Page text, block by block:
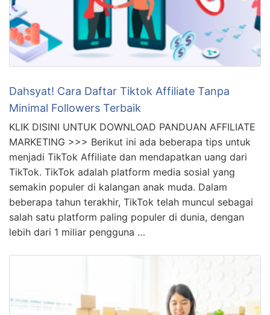
Dahsyat! Cara Daftar Tiktok Affiliate Tanpa
Minimal Followers Terbaik
KLIK DISINI UNTUK DOWNLOAD PANDUAN AFFILIATE
MARKETING >>> Berikut ini ada beberapa tips untuk
menjadi TikTok Affiliate dan mendapatkan uang dari
TikTok. TikTok adalah platform media sosial yang
semakin populer di kalangan anak muda. Dalam
beberapa tahun terakhir, TikTok telah muncul sebagai
salah satu platform paling populer di dunia, dengan
lebih dari 1 miliar pengguna …